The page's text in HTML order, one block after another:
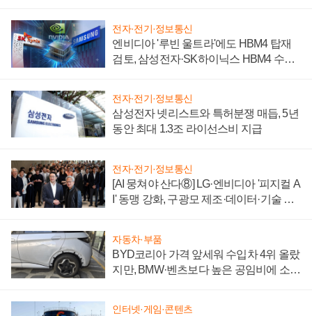
전자·전기·정보통신
엔비디아 '루빈 울트라'에도 HBM4 탑재
검토, 삼성전자·SK하이닉스 HBM4 수율
전자·전기·정보통신
삼성전자 넷리스트와 특허분쟁 매듭, 5년
동안 최대 1.3조 라이선스비 지급
전자·전기·정보통신
[AI 뭉쳐야 산다⑧] LG·엔비디아 '피지컬 A
I' 동맹 강화, 구광모 제조·데이터·기술 결
자동차·부품
BYD코리아 가격 앞세워 수입차 4위 올랐
지만, BMW·벤츠보다 높은 공임비에 소비
인터넷·게임·콘텐츠